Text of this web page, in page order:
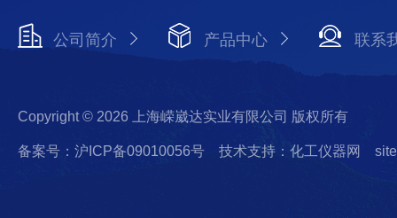
公司简介 产品中心 联系
Copyright © 2026 上海嵘崴达实业有限公司 版权所有
备案号：沪ICP备09010056号 技术支持：化工仪器网